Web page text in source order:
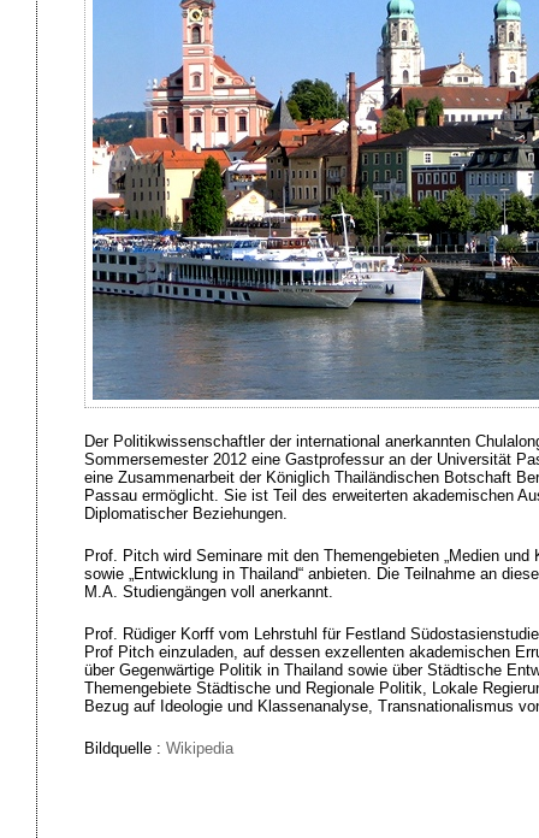
Der Politikwissenschaftler der international anerkannten
Sommersemester 2012 eine Gastprofessur an der Universität
eine Zusammenarbeit der Königlich Thailändischen Botschaft
Passau ermöglicht. Sie ist Teil des erweiterten akademischen
Diplomatischer Beziehungen.
Prof. Pitch wird Seminare mit den Themengebieten „Medien
sowie „Entwicklung in Thailand“ anbieten. Die Teilnahme an
M.A. Studiengängen voll anerkannt.
Prof. Rüdiger Korff vom Lehrstuhl für Festland
Prof Pitch einzuladen, auf dessen exzellenten akademischen
über Gegenwärtige Politik in Thailand sowie über Städtische
Themengebiete Städtische und Regionale Politik, Lokale
Bezug auf Ideologie und Klassenanalyse, Transnationalismus
Bildquelle : Wikipedia